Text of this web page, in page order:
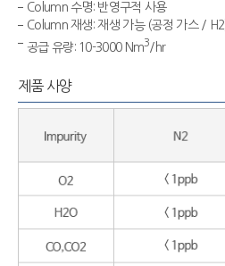
Column 수명: 반영구적 사용
Column 재생: 재생 가능 (공정 가스 /
공급 유량: 10-3000 Nm3/hr
제품 사양